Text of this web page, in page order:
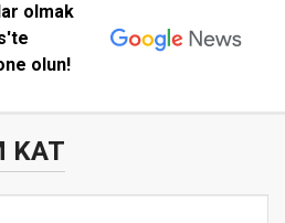
olmak
olun!
KAT